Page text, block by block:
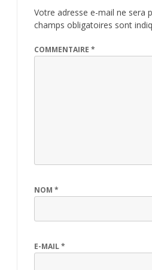
Votre adresse e-mail ne sera
champs obligatoires sont
COMMENTAIRE *
NOM *
E-MAIL*